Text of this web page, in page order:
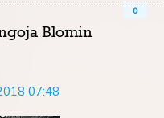
0
Blomin
07:48